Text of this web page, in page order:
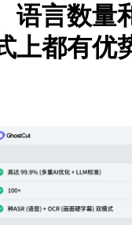
语言数量
上都有优